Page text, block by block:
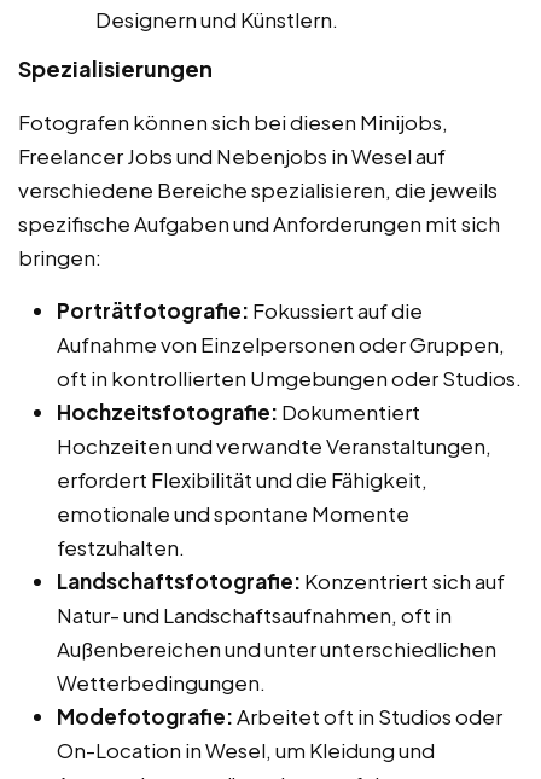
Designern und Künstlern.
Spezialisierungen
Fotografen können sich bei diesen Minijobs,
Freelancer Jobs und Nebenjobs in Wesel auf
verschiedene Bereiche spezialisieren, die jeweils
spezifische Aufgaben und Anforderungen mit sich
bringen:
Porträtfotografie: Fokussiert auf die
Aufnahme von Einzelpersonen oder Gruppen,
oft in kontrollierten Umgebungen oder Studios.
Hochzeitsfotografie: Dokumentiert
Hochzeiten und verwandte Veranstaltungen,
erfordert Flexibilität und die Fähigkeit,
emotionale und spontane Momente
festzuhalten.
Landschaftsfotografie: Konzentriert sich auf
Natur- und Landschaftsaufnahmen, oft in
Außenbereichen und unter unterschiedlichen
Wetterbedingungen.
Modefotografie:Arbeitet oft in Studios oder
On-Location in Wesel, um Kleidung und